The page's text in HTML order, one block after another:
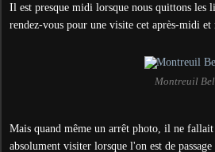
Il est presque midi lorsque nous quittons les
rendez-vous pour une visite cet après-midi et
Montreuil
Mais quand même un arrêt photo, il ne fallait
absolument visiter lorsque l'on est de